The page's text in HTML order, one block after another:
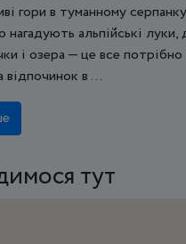
гори в туманному
альпійські
і озера — це все
відпочинок в ...
тут